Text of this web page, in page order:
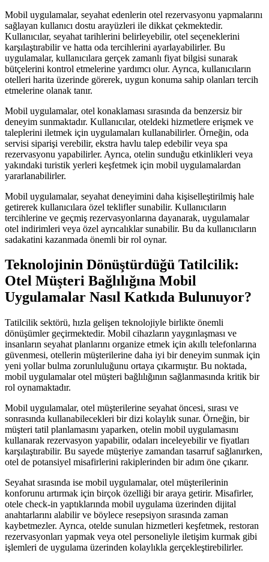
Mobil uygulamalar, seyahat edenlerin otel rezervasyonu yapmalarını
sağlayan kullanıcı dostu arayüzleri ile dikkat çekmektedir.
Kullanıcılar, seyahat tarihlerini belirleyebilir, otel seçeneklerini
karşılaştırabilir ve hatta oda tercihlerini ayarlayabilirler. Bu
uygulamalar, kullanıcılara gerçek zamanlı fiyat bilgisi sunarak
bütçelerini kontrol etmelerine yardımcı olur. Ayrıca, kullanıcıların
otelleri harita üzerinde görerek, uygun konuma sahip olanları tercih
etmelerine olanak tanır.
Mobil uygulamalar, otel konaklaması sırasında da benzersiz bir
deneyim sunmaktadır. Kullanıcılar, oteldeki hizmetlere erişmek ve
taleplerini iletmek için uygulamaları kullanabilirler. Örneğin, oda
servisi siparişi verebilir, ekstra havlu talep edebilir veya spa
rezervasyonu yapabilirler. Ayrıca, otelin sunduğu etkinlikleri veya
yakındaki turistik yerleri keşfetmek için mobil uygulamalardan
yararlanabilirler.
Mobil uygulamalar, seyahat deneyimini daha kişiselleştirilmiş hale
getirerek kullanıcılara özel teklifler sunabilir. Kullanıcıların
tercihlerine ve geçmiş rezervasyonlarına dayanarak, uygulamalar
otel indirimleri veya özel ayrıcalıklar sunabilir. Bu da kullanıcıların
sadakatini kazanmada önemli bir rol oynar.
Teknolojinin Dönüştürdüğü Tatilcilik:
Otel Müşteri Bağlılığına Mobil
Uygulamalar Nasıl Katkıda Bulunuyor?
Tatilcilik sektörü, hızla gelişen teknolojiyle birlikte önemli
dönüşümler geçirmektedir. Mobil cihazların yaygınlaşması ve
insanların seyahat planlarını organize etmek için akıllı telefonlarına
güvenmesi, otellerin müşterilerine daha iyi bir deneyim sunmak için
yeni yollar bulma zorunluluğunu ortaya çıkarmıştır. Bu noktada,
mobil uygulamalar otel müşteri bağlılığının sağlanmasında kritik bir
rol oynamaktadır.
Mobil uygulamalar, otel müşterilerine seyahat öncesi, sırası ve
sonrasında kullanabilecekleri bir dizi kolaylık sunar. Örneğin, bir
müşteri tatil planlamasını yaparken, otelin mobil uygulamasını
kullanarak rezervasyon yapabilir, odaları inceleyebilir ve fiyatları
karşılaştırabilir. Bu sayede müşteriye zamandan tasarruf sağlanırken,
otel de potansiyel misafirlerini rakiplerinden bir adım öne çıkarır.
Seyahat sırasında ise mobil uygulamalar, otel müşterilerinin
konforunu artırmak için birçok özelliği bir araya getirir. Misafirler,
otele check-in yaptıklarında mobil uygulama üzerinden dijital
anahtarlarını alabilir ve böylece resepsiyon sırasında zaman
kaybetmezler. Ayrıca, otelde sunulan hizmetleri keşfetmek, restoran
rezervasyonları yapmak veya otel personeliyle iletişim kurmak gibi
işlemleri de uygulama üzerinden kolaylıkla gerçekleştirebilirler.